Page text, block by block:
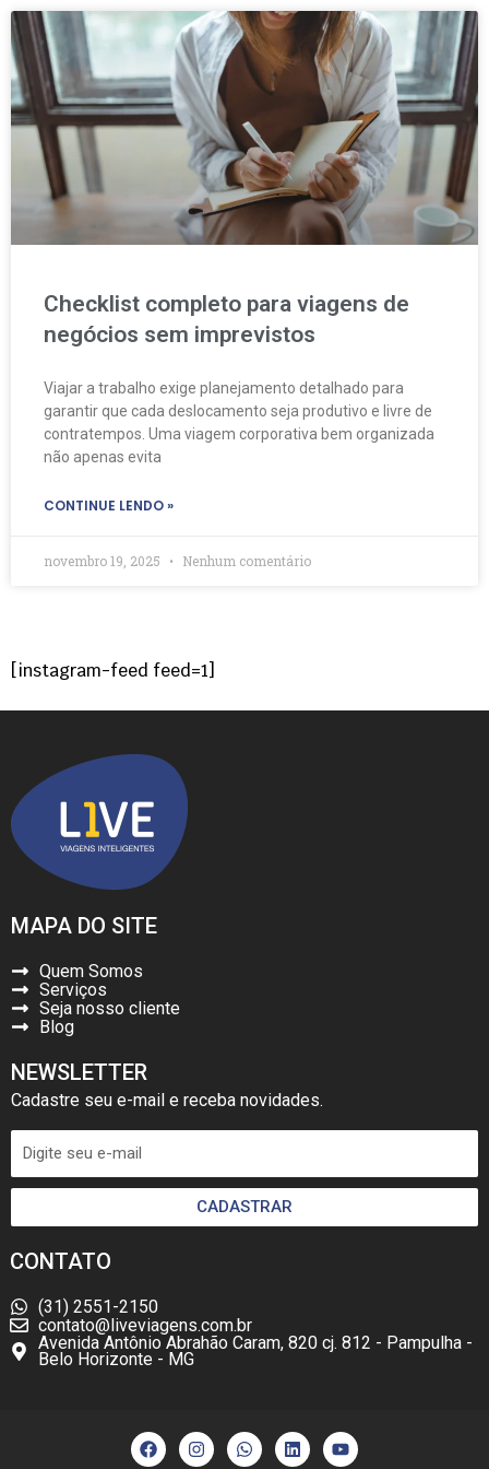
Checklist completo para viagens de
negócios sem imprevistos
Viajar a trabalho exige planejamento detalhado para
garantir que cada deslocamento seja produtivo e livre de
contratempos. Uma viagem corporativa bem organizada
não apenas evita
CONTINUE LENDO »
novembro 19, 2025 Nenhum comentário
[instagram-feed feed=1]
MAPA DO SITE
Quem Somos
Serviços
Seja nosso cliente
Blog
NEWSLETTER
Cadastre seu e-mail e receba novidades.
CADASTRAR
CONTATO
(31) 2551-2150
contato@liveviagens.com.br
Avenida Antônio Abrahão Caram, 820 cj. 812 - Pampulha -
Belo Horizonte - MG
F
a
c
I
n
s
W
h
a
L
i
n
Y
o
u